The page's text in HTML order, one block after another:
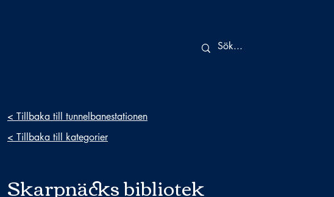
< Tillbaka till tunnelbanestationen
< Tillbaka till kategorier
Skarpnäcks bibliotek